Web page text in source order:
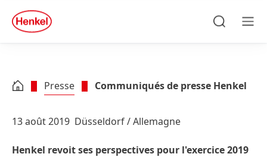
Skip to footer
quick
search
Presse Communiqués de presse Henkel
13 août 2019 Düsseldorf / Allemagne
Henkel revoit ses perspectives pour l'exercice 2019